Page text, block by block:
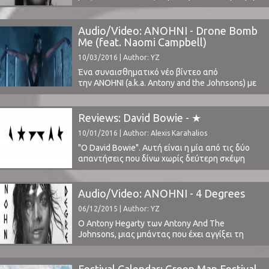
να προτείνει το όνομα της ιστοσελίδας μας, μου
έδωσε ένα CD τότε για να ακούσω. Ήταν η
μοναδική φορά που μου πρότεινε να ακούσω
οτιδήποτε και βασικός λόγος αποτελούσε το
γεγονός ότι δεν ...
Audio/Video: ANOHNI - Drone Bomb
Me (feat. Naomi Campbell)
10/03/2016 | Author: YZ
Ένα συναισθηματικό νέο βίντεο από
την ANOHNI (a.k.a. Antony and the Johnsons) με
πρωταγωνίστρια την πανέμορφη Naomi
Campbell. Είναι το δεύτερο κομμάτι μετά το 4
Degrees (ακούστε εδώ) ενόψη του ντεμπούτου
στις 6 του Μάη, με τους Hudson Mohawke και
Oneohtrix Point Never να συμμετέχουν στην
παραγωγή. Πρόσφατα, η ANOHNI αποφάσισε
να μην ...
Reviews: David Bowie - ★
10/01/2016 | Author: Alexis Karahalios
"Ο David Bowie". Αυτή είναι η μία από τις δύο
απαντήσεις που δίνω χωρίς δεύτερη σκέψη
όταν με ρωτάνε ποιος είναι ο αγαπημένος μου
μουσικός καλλιτέχνης/συγκρότημα (η άλλη
απάντηση είναι οι Pink Floyd). Ποιο είναι το
κοινό τους χαρακτηριστικό, αυτό που κατά τη
γνώμη μου τους έκανε να ξεχωρίσουν; Πέρα ...
Audio/Video: ANOHNI - 4 Degrees
06/12/2015 | Author: YZ
Ο Antony Hegarty των Antony And The
Johnsons, μιας μπάντας που έχει αγγίξει τη
μουσική τελειότητα, κυκλοφόρησε νέα μουσική
εν αναμονή του νέου του άλμπουμ
"Hopelessness". Συμπαραγωγοί στη νέα του